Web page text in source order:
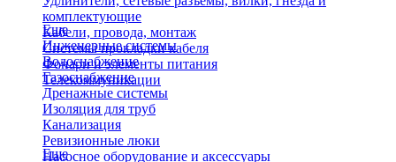
комплектующие
Кабели, провода, монтаж
Системы прокладки кабеля
Фонари и элементы питания
Телекоммуникации
Еще
Инженерные системы
Водоснабжение
Газоснабжение
Дренажные системы
Изоляция для труб
Канализация
Ревизионные люки
Насосное оборудование и аксессуары
Еще